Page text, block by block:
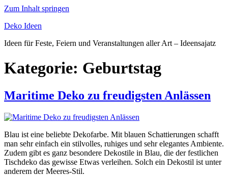
Zum Inhalt springen
Deko Ideen
Ideen für Feste, Feiern und Veranstaltungen aller Art – Ideensajatz
Kategorie: Geburtstag
Maritime Deko zu freudigsten Anlässen
Blau ist eine beliebte Dekofarbe. Mit blauen Schattierungen schafft
man sehr einfach ein stilvolles, ruhiges und sehr elegantes Ambiente.
Zudem gibt es ganz besondere Dekostile in Blau, die der festlichen
Tischdeko das gewisse Etwas verleihen. Solch ein Dekostil ist unter
anderem der Meeres-Stil.